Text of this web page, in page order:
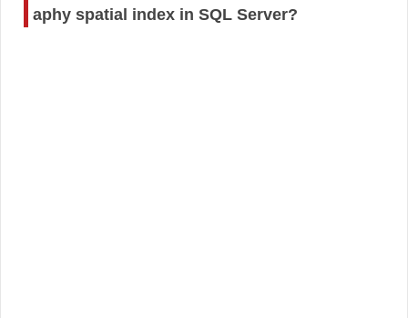
aphy spatial index in SQL Server?